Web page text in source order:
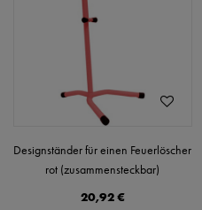
Designständer für einen Feuerlöscher
rot (zusammensteckbar)
20,92 €